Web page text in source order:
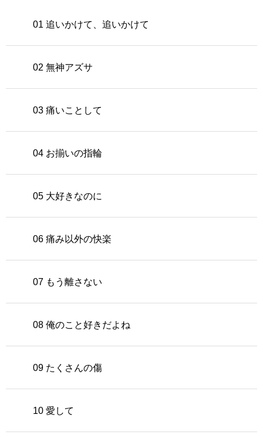
01 追いかけて、追いかけて
02 無神アズサ
03 痛いことして
04 お揃いの指輪
05 大好きなのに
06 痛み以外の快楽
07 もう離さない
08 俺のこと好きだよね
09 たくさんの傷
10 愛して